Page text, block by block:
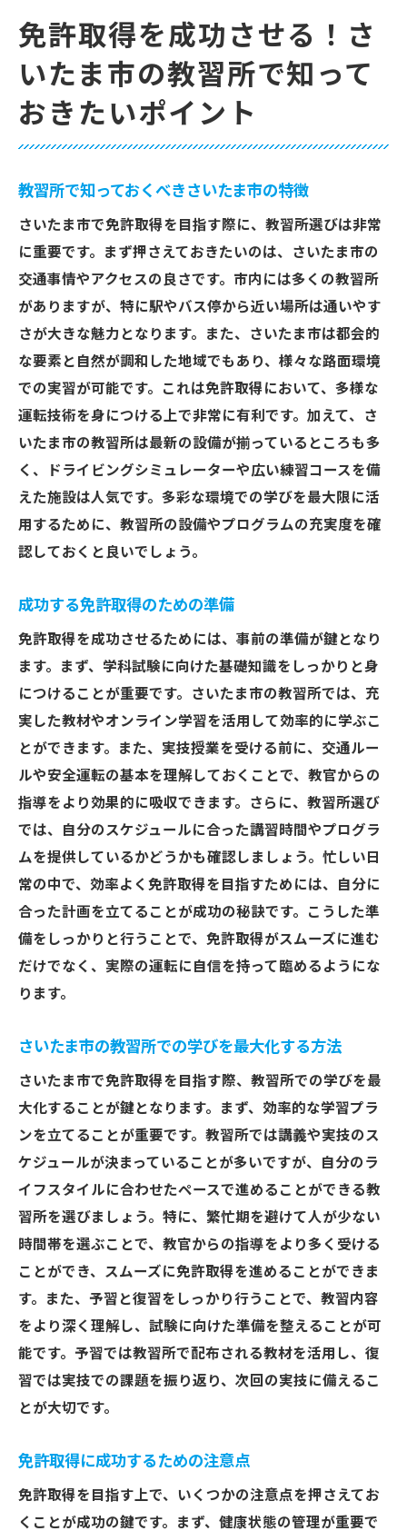
免許取得を成功させる！さ
いたま市の教習所で知って
おきたいポイント
教習所で知っておくべきさいたま市の特徴
さいたま市で免許取得を目指す際に、教習所選びは非常
に重要です。まず押さえておきたいのは、さいたま市の
交通事情やアクセスの良さです。市内には多くの教習所
がありますが、特に駅やバス停から近い場所は通いやす
さが大きな魅力となります。また、さいたま市は都会的
な要素と自然が調和した地域でもあり、様々な路面環境
での実習が可能です。これは免許取得において、多様な
運転技術を身につける上で非常に有利です。加えて、さ
いたま市の教習所は最新の設備が揃っているところも多
く、ドライビングシミュレーターや広い練習コースを備
えた施設は人気です。多彩な環境での学びを最大限に活
用するために、教習所の設備やプログラムの充実度を確
認しておくと良いでしょう。
成功する免許取得のための準備
免許取得を成功させるためには、事前の準備が鍵となり
ます。まず、学科試験に向けた基礎知識をしっかりと身
につけることが重要です。さいたま市の教習所では、充
実した教材やオンライン学習を活用して効率的に学ぶこ
とができます。また、実技授業を受ける前に、交通ルー
ルや安全運転の基本を理解しておくことで、教官からの
指導をより効果的に吸収できます。さらに、教習所選び
では、自分のスケジュールに合った講習時間やプログラ
ムを提供しているかどうかも確認しましょう。忙しい日
常の中で、効率よく免許取得を目指すためには、自分に
合った計画を立てることが成功の秘訣です。こうした準
備をしっかりと行うことで、免許取得がスムーズに進む
だけでなく、実際の運転に自信を持って臨めるようにな
ります。
さいたま市の教習所での学びを最大化する方法
さいたま市で免許取得を目指す際、教習所での学びを最
大化することが鍵となります。まず、効率的な学習プラ
ンを立てることが重要です。教習所では講義や実技のス
ケジュールが決まっていることが多いですが、自分のラ
イフスタイルに合わせたペースで進めることができる教
習所を選びましょう。特に、繁忙期を避けて人が少ない
時間帯を選ぶことで、教官からの指導をより多く受ける
ことができ、スムーズに免許取得を進めることができま
す。また、予習と復習をしっかり行うことで、教習内容
をより深く理解し、試験に向けた準備を整えることが可
能です。予習では教習所で配布される教材を活用し、復
習では実技での課題を振り返り、次回の実技に備えるこ
とが大切です。
免許取得に成功するための注意点
免許取得を目指す上で、いくつかの注意点を押さえてお
くことが成功の鍵です。まず、健康状態の管理が重要で